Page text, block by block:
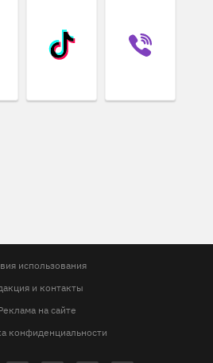
использования
и контакты
на сайте
конфиденциальности